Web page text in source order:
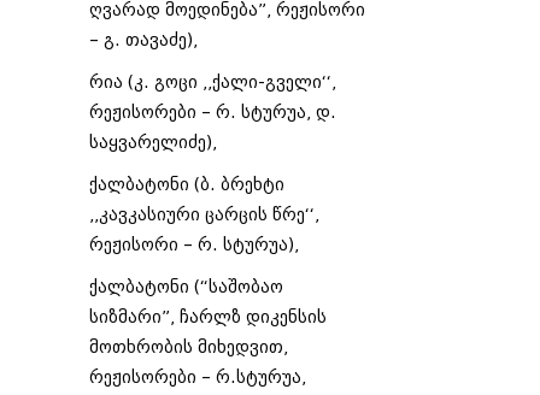
ღვარად მოედინება”, რეჟისორი
– გ. თავაძე),
რია (კ. გოცი ‚,ქალი-გველი‘‘,
რეჟისორები – რ. სტურუა, დ.
საყვარელიძე),
ქალბატონი (ბ. ბრეხტი
,,კავკასიური ცარცის წრე‘‘,
რეჟისორი – რ. სტურუა),
ქალბატონი (“საშობაო
სიზმარი”, ჩარლზ დიკენსის
მოთხრობის მიხედვით,
რეჟისორები – რ.სტურუა,